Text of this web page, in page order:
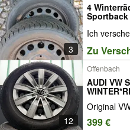
3
4
Sportback
Ich
Zu
12
Offenbach
AUDI VW
Original
399 €